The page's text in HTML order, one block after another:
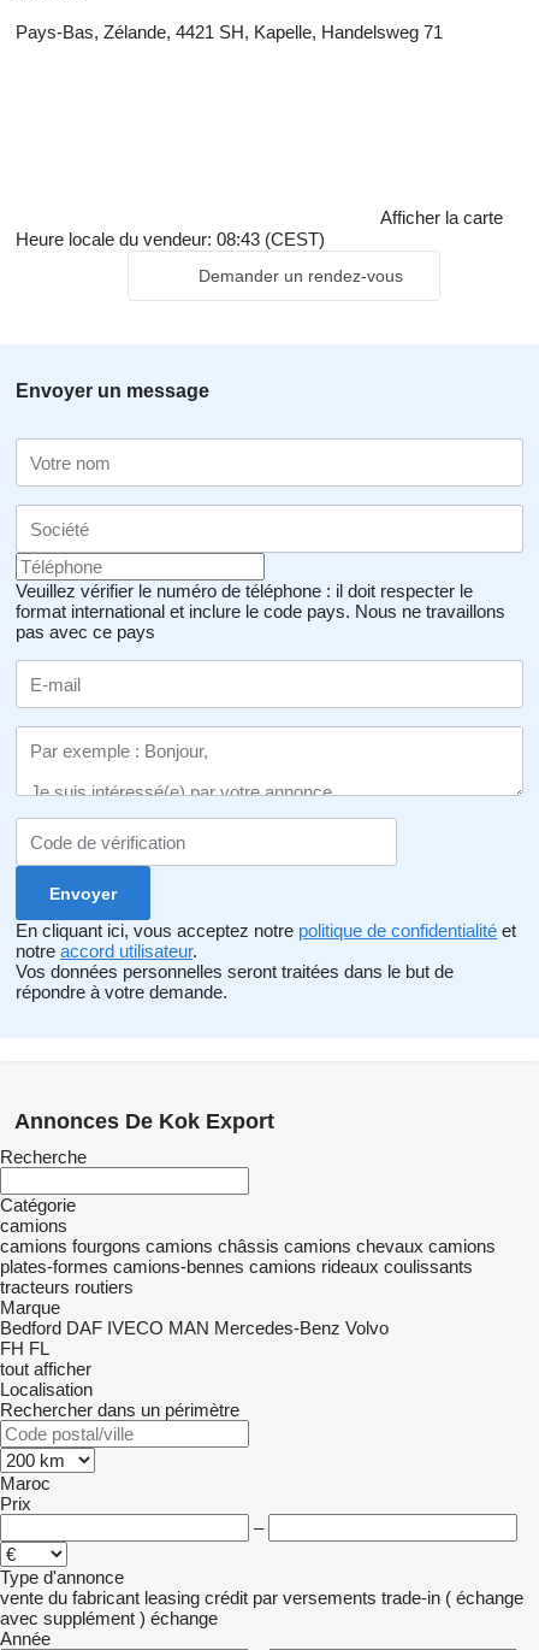
Pays-Bas, Zélande, 4421 SH, Kapelle, Handelsweg 71
Afficher la carte
Heure locale du vendeur: 08:43 (CEST)
Demander un rendez-vous
Envoyer un message
Veuillez vérifier le numéro de téléphone : il doit respecter le
format international et inclure le code pays. Nous ne travaillons
pas avec ce pays
En cliquant ici, vous acceptez notre politique de confidentialité et
notre accord utilisateur.
Vos données personnelles seront traitées dans le but de
répondre à votre demande.
Annonces De Kok Export
Recherche
Catégorie
camions
camions fourgons camions châssis camions chevaux camions
plates-formes camions-bennes camions rideaux coulissants
tracteurs routiers
Marque
Bedford DAF IVECO MAN Mercedes-Benz Volvo
FH FL
tout afficher
Localisation
Rechercher dans un périmètre
Maroc
Prix
–
Type d'annonce
vente du fabricant leasing crédit par versements trade-in ( échange
avec supplément ) échange
Année